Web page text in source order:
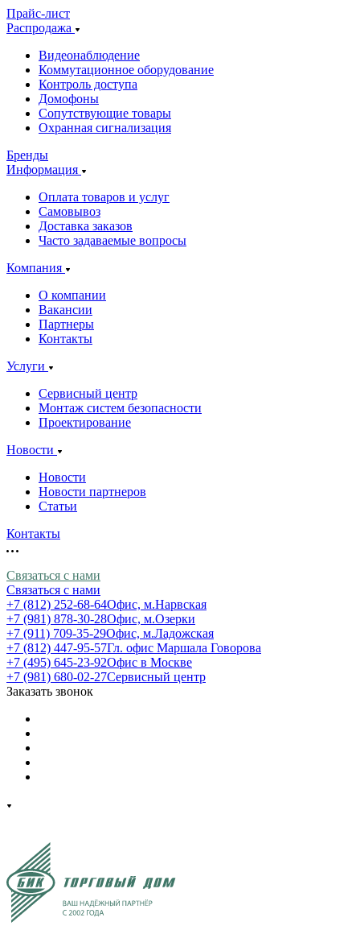
Прайс-лист
Распродажа
Видеонаблюдение
Коммутационное оборудование
Контроль доступа
Домофоны
Сопутствующие товары
Охранная сигнализация
Бренды
Информация
Оплата товаров и услуг
Самовывоз
Доставка заказов
Часто задаваемые вопросы
Компания
О компании
Вакансии
Партнеры
Контакты
Услуги
Сервисный центр
Монтаж систем безопасности
Проектирование
Новости
Новости
Новости партнеров
Статьи
Контакты
Связаться с нами
Связаться с нами
+7 (812) 252-68-64Офис, м.Нарвская
+7 (981) 878-30-28Офис, м.Озерки
+7 (911) 709-35-29Офис, м.Ладожская
+7 (812) 447-95-57Гл. офис Маршала Говорова
+7 (495) 645-23-92Офис в Москве
+7 (981) 680-02-27Сервисный центр
Заказать звонок